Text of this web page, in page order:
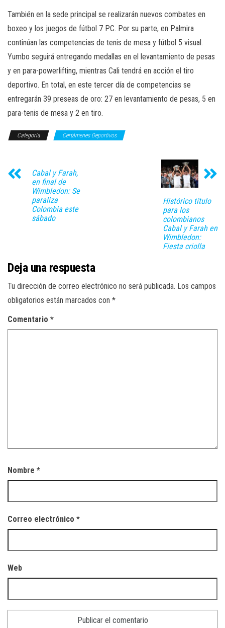
También en la sede principal se realizarán nuevos combates en
boxeo y los juegos de fútbol 7 PC. Por su parte, en Palmira
continúan las competencias de tenis de mesa y fútbol 5 visual.
Yumbo seguirá entregando medallas en el levantamiento de pesas
y en para-powerlifting, mientras Cali tendrá en acción el tiro
deportivo. En total, en este tercer día de competencias se
entregarán 39 preseas de oro: 27 en levantamiento de pesas, 5 en
para-tenis de mesa y 2 en tiro.
Categoría Certámenes Deportivos
Cabal y Farah,
en final de
Wimbledon: Se
paraliza
Colombia este
sábado
Histórico título
para los
colombianos
Cabal y Farah en
Wimbledon:
Fiesta criolla
Deja una respuesta
Tu dirección de correo electrónico no será publicada. Los campos
obligatorios están marcados con *
Comentario *
Nombre *
Correo electrónico *
Web